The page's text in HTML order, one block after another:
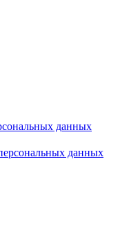
данных
данных